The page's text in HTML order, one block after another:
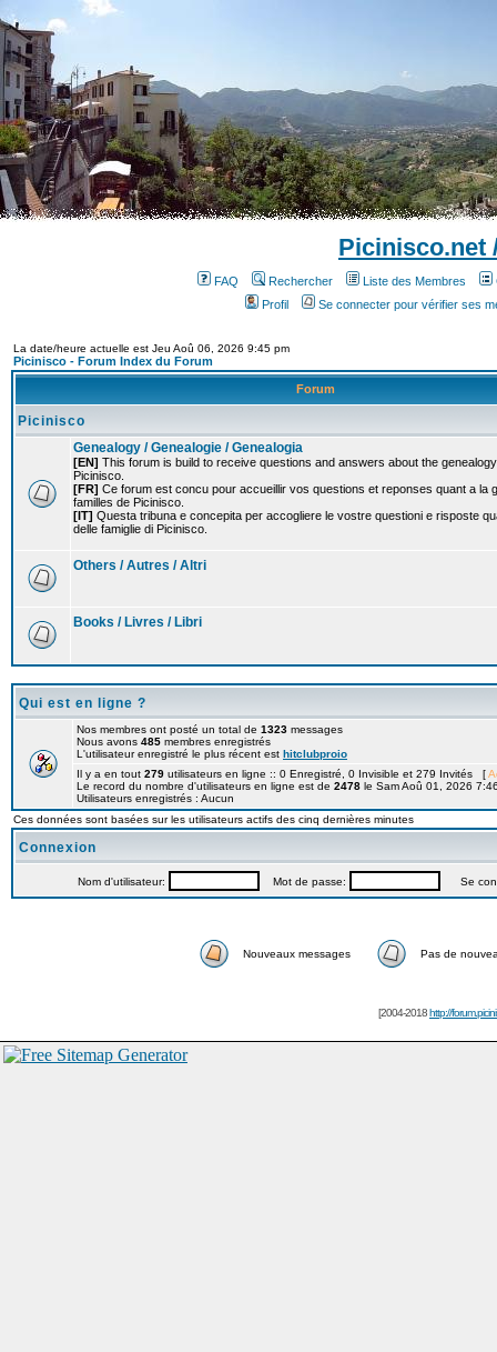
Picinisco.net
FAQ Rechercher Liste des Membres
Profil
Se connecter pour vérifier ses
La date/heure actuelle est Jeu Aoû 06, 2026 9:45 pm
Picinisco - Forum Index du Forum
Forum
Picinisco
Genealogy / Genealogie / Genealogia
[EN] This forum is build to receive questions and answers about the
Picinisco.
[FR] Ce forum est concu pour accueillir vos questions et reponses quant a la
familles de Picinisco.
[IT] Questa tribuna e concepita per accogliere le vostre questioni e risposte
delle famiglie di Picinisco.
Others / Autres / Altri
Books / Livres / Libri
Qui est en ligne ?
Nos membres ont posté un total de 1323 messages
Nous avons 485 membres enregistrés
L'utilisateur enregistré le plus récent est hitclubproio
Il y a en tout 279 utilisateurs en ligne :: 0 Enregistré, 0 Invisible et 279 Invités [
Le record du nombre d'utilisateurs en ligne est de 2478 le Sam Aoû 01, 2026
Utilisateurs enregistrés : Aucun
Ces données sont basées sur les utilisateurs actifs des cinq dernières minutes
Connexion
Nom d'utilisateur: Mot de passe: Se
Nouveaux messages Pas de
[2004-2018http://